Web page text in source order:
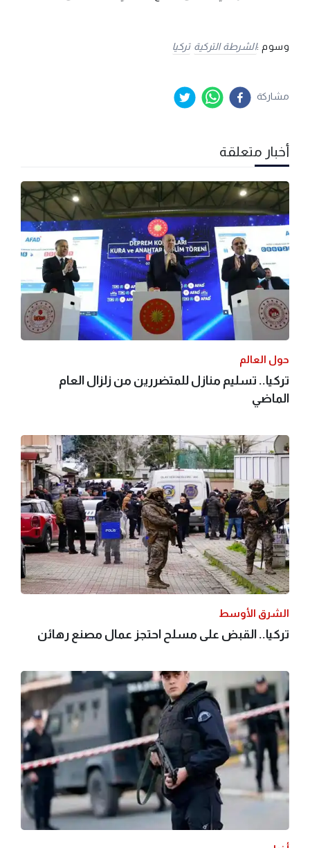
وسوم :الشرطة التركية تركيا
مشاركة
أخبار متعلقة
حول العالم
تركيا.. تسليم منازل للمتضررين من زلزال العام
الماضي
الشرق الأوسط
تركيا.. القبض على مسلح احتجز عمال مصنع رهائن